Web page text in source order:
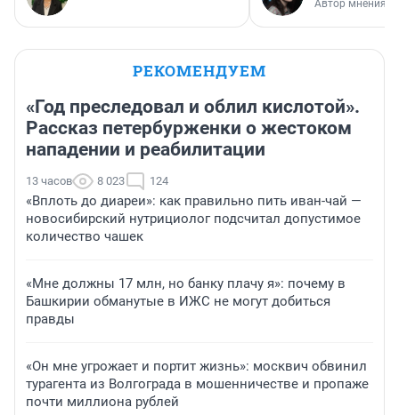
Автор мнения
РЕКОМЕНДУЕМ
«Год преследовал и облил кислотой».
Рассказ петербурженки о жестоком
нападении и реабилитации
13 часов 8 023 124
«Вплоть до диареи»: как правильно пить иван-чай —
новосибирский нутрициолог подсчитал допустимое
количество чашек
«Мне должны 17 млн, но банку плачу я»: почему в
Башкирии обманутые в ИЖС не могут добиться
правды
«Он мне угрожает и портит жизнь»: москвич обвинил
турагента из Волгограда в мошенничестве и пропаже
почти миллиона рублей